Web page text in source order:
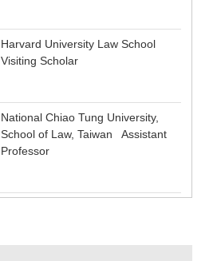
Harvard University Law School
Visiting Scholar
National Chiao Tung University,
School of Law, Taiwan Assistant
Professor